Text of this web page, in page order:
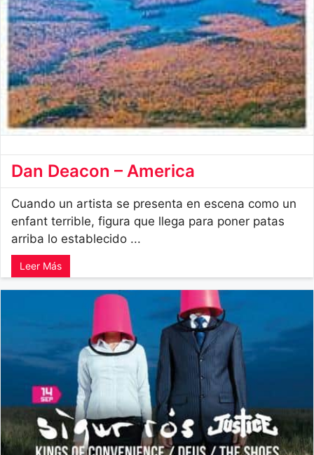
Dan Deacon – America
Cuando un artista se presenta en escena como un
enfant terrible, figura que llega para poner patas
arriba lo establecido ...
Leer Más